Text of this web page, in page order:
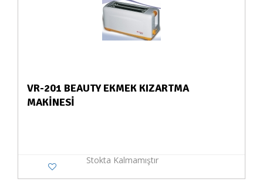
VR-201 BEAUTY EKMEK KIZARTMA
MAKİNESİ
Stokta Kalmamıştır